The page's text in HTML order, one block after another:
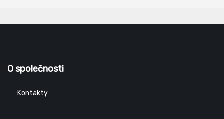
O společnosti
Kontakty